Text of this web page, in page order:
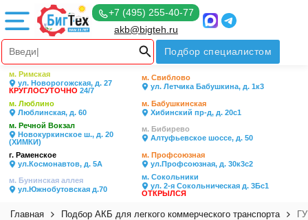
+7 (495) 255-40-77
akb@bigteh.ru
Подбор специалистом
м. Римская
ул. Новорогожская, д. 27
КРУГЛОСУТОЧНО 24/7
м. Свиблово
ул. Летчика Бабушкина, д. 1к3
м. Люблино
Люблинская, д. 60
м. Бабушкинская
Хибинский пр-д, д. 20с1
м. Речной Вокзал
Новокуркинское ш., д. 20
(ХИМКИ)
м. Бибирево
Алтуфьевское шоссе, д. 50
г. Раменское
ул.Космонавтов, д. 5А
м. Профсоюзная
ул.Профсоюзная, д. 30к3с2
м. Бунинская аллея
ул.Южнобутовская д.70
м. Сокольники
ул. 2-я Сокольническая д. 3Бс1
ОТКРЫЛСЯ
Главная Подбор АКБ для легкого коммерческого транспорта